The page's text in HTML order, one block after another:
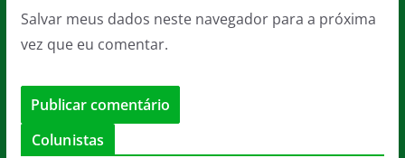
Salvar meus dados neste navegador para a próxima
vez que eu comentar.
Colunistas